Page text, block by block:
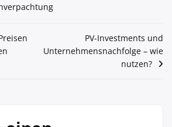
PV-Investments und
Unternehmensnachfolge – wie
nutzen?